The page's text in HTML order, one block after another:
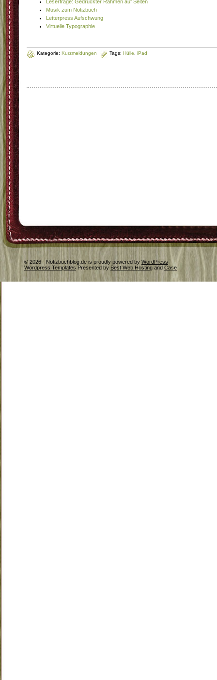
Leserfrage: Gedruckter Rahmen auf Seiten
Musik zum Notizbuch
Letterpress Aufschwung
Virtuelle Typographie
Kategorie: Kurzmeldungen Tags: Hülle iPad
© 2026 - Notizbuchblog.de is proudly powered by WordPress
Wordpress Templates Presented by Best Web Hosting and Case